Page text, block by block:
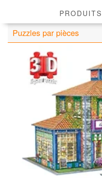
PRODUITS
Puzzles par pièces